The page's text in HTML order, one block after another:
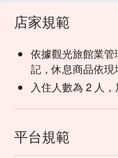
店家規範
依據觀光旅館業
記，休息商品依現
入住人數為 2 人
平台規範